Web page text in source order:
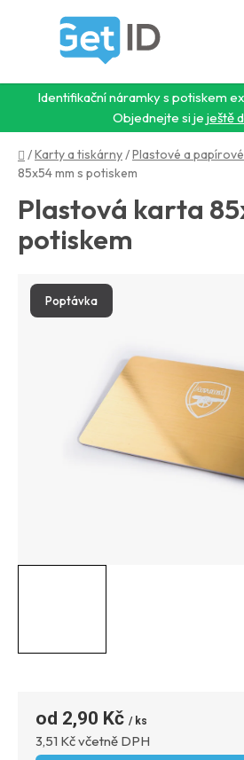
Identifikační náramky s potiskem
Objednejte si je ještě
Domů
/Karty a tiskárny/Plastové a
85x54 mm s potiskem
2,90 Kč
3,51 Kč včetně DPH
Plastová karta
potiskem
Poptávka